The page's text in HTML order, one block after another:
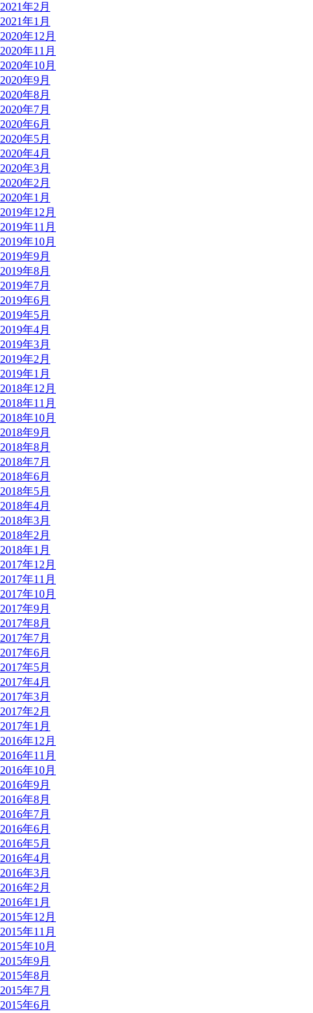
2021年2月
2021年1月
2020年12月
2020年11月
2020年10月
2020年9月
2020年8月
2020年7月
2020年6月
2020年5月
2020年4月
2020年3月
2020年2月
2020年1月
2019年12月
2019年11月
2019年10月
2019年9月
2019年8月
2019年7月
2019年6月
2019年5月
2019年4月
2019年3月
2019年2月
2019年1月
2018年12月
2018年11月
2018年10月
2018年9月
2018年8月
2018年7月
2018年6月
2018年5月
2018年4月
2018年3月
2018年2月
2018年1月
2017年12月
2017年11月
2017年10月
2017年9月
2017年8月
2017年7月
2017年6月
2017年5月
2017年4月
2017年3月
2017年2月
2017年1月
2016年12月
2016年11月
2016年10月
2016年9月
2016年8月
2016年7月
2016年6月
2016年5月
2016年4月
2016年3月
2016年2月
2016年1月
2015年12月
2015年11月
2015年10月
2015年9月
2015年8月
2015年7月
2015年6月